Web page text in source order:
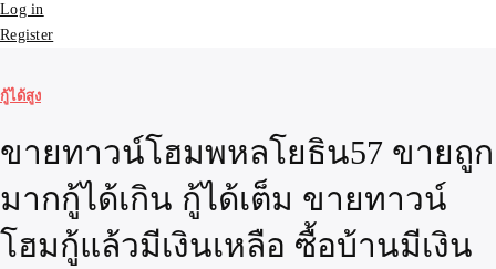
Log in
Register
กู้ได้สูง
ขายทาวน์โฮมพหลโยธิน57 ขายถูก
มากกู้ได้เกิน กู้ได้เต็ม ขายทาวน์
โฮมกู้แล้วมีเงินเหลือ ซื้อบ้านมีเงิน